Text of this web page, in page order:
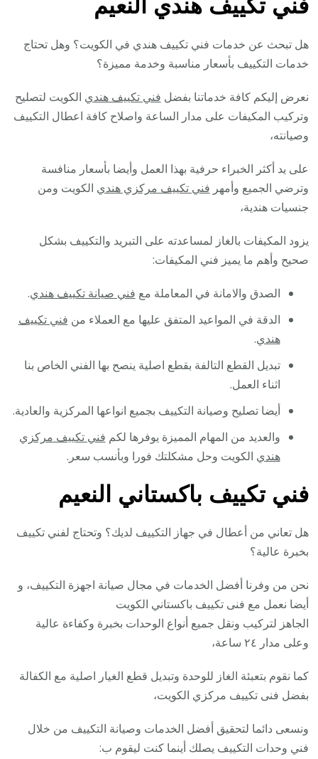
هل تبحث عن خدمات فني تكييف هندي في الكويت؟ وهل تحتاج
خدمات التكييف بأسعار مناسبة وخدمة مميزة؟
نعرض إليكم كافة خدماتنا بفضل فني تكييف هندي الكويت لتصليح
وتركيب المكيفات على مدار الساعة واصلاح كافة اعطال التكييف
وصيانته،
على يد أكثر الخبراء حرفية بهذا العمل وأيضا بأسعار منافسة
وترضي الجميع وأمهر فني تكييف مركزي هندي الكويت ومن
جنسيات هندية،
يزود المكيفات بالغاز لمساعدته على التبريد والتكييف بشكل
صحيح وأهم ما يميز فني المكيفات:
الصدق والامانة في المعاملة مع فني صيانة تكييف هندي.
الدقة في المواعيد المتفق عليها مع العملاء من فني تكييف
هندي.
تبديل القطع التالفة بقطع اصلية ينصح بها الفني الخاص بنا
اثناء العمل.
أيضا تصليح وصيانة التكييف بجميع انواعها المركزية والعادية.
والعديد من المهام المميزة يوفرها لكم فني تكييف مركزي
هندي الكويت وحل مشكلتك فورا وبأنسب سعر.
فني تكييف باكستاني النعيم
هل تعاني من أعطال في جهاز التكييف لديك؟ وتحتاج لفني تكييف
بخبرة عالية؟
نحن من وفرنا أفضل الخدمات في مجال صيانة اجهزة التكييف، و
أيضا نعمل مع فنى تكييف باكستاني الكويت
الجاهز لتركيب ونقل جميع أنواع الوحدات بخبرة وكفاءة عالية
وعلى مدار ٢٤ ساعة،
كما نقوم بتعبئة الغاز للوحدة وتبديل قطع الغيار اصلية مع الكفالة
بفضل فنى تكييف مركزي الكويت،
ونسعى دائما لتحقيق أفضل الخدمات وصيانة التكييف من خلال
فني وحدات التكييف يصلك أينما كنت ليقوم ب: